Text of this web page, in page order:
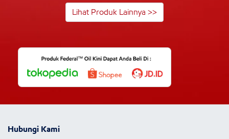
Lihat Produk Lainnya >>
Hubungi Kami